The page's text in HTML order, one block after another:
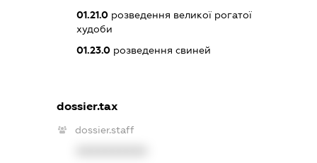
01.21.0розведення великої рогатої
худоби
01.23.0розведення свиней
dossier.tax
dossier.staff